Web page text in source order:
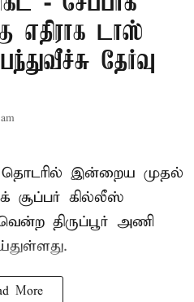
எதிராக டாஸ்
தேர்வு
தொடரில் இன்றைய முதல்
சூப்பர் கில்லீஸ்
திருப்பூர் அணி
More